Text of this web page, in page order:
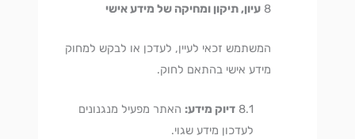
עיון, תיקון ומחיקה של מידע אישי
המשתמש זכאי לעיין, לעדכן או לבקש למחוק
מידע אישי בהתאם לחוק.
דיוק מידע: האתר מפעיל מנגנונים
לעדכון מידע שגוי.